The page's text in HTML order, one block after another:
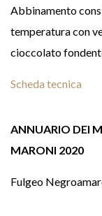
Abbinamento
temperatura con
cioccolato
Scheda tecnica
ANNUARIO DEI
MARONI 2020
Fulgeo